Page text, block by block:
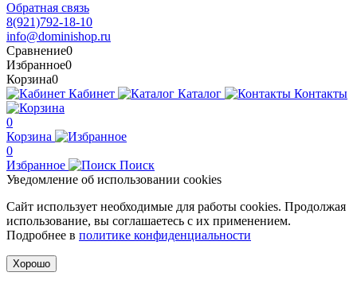
Обратная связь
8(921)792-18-10
info@dominishop.ru
Сравнение0
Избранное0
Корзина0
Кабинет
Каталог Контакты
0
Корзина
0
Избранное
Поиск
Уведомление об использовании cookies
Сайт использует необходимые для работы cookies. Продолжая
использование, вы соглашаетесь с их применением.
Подробнее в политике конфиденциальности
Хорошо